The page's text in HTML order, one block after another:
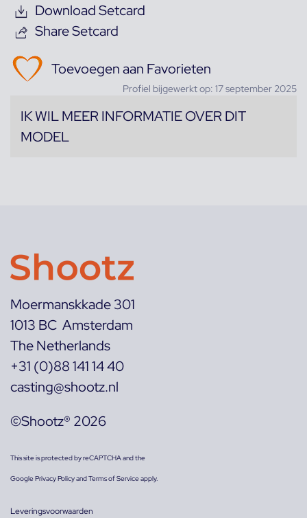
Download Setcard
Share Setcard
Toevoegen aan Favorieten
Profiel bijgewerkt op: 17 september 2025
IK WIL MEER INFORMATIE OVER DIT
MODEL
Moermanskkade 301
1013 BC Amsterdam
The Netherlands
+31 (0)88 141 14 40
casting@shootz.nl
©Shootz® 2026
This site is protected by reCAPTCHA and the
GooglePrivacy PolicyandTerms of Serviceapply.
Leveringsvoorwaarden